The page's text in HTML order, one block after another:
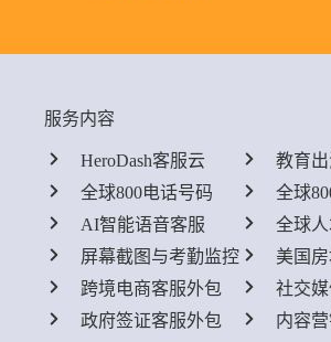
服务内容
HeroDash客服云
全球800电话号码
AI智能语音客服
屏幕截图与考勤监控
跨境电商客服外包
政府签证客服外包
教育
全球
全球
美国
社交
内容